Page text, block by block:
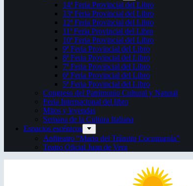
14ª Feria Provincial del Libro
13ª Feria Provincial del Libro
12ª Feria Provincial del Libro
11ª Feria Provincial del Libro
10ª Feria Provincial del Libro
9ª Feria Provincial del Libro
8ª Feria Provincial del Libro
7ª Feria Provincial del Libro
6ª Feria Provincial del Libro
5ª Feria Provincial del Libro
Congreso del Patrimonio Cultural y Natural
Feria Internacional del libro
Mitos y leyendas
Semana de la Cultura Italiana
Espacios escénicos
Anfiteatro “Mario del Tránsito Cocomarola”
Teatro Oficial Juan de Vera